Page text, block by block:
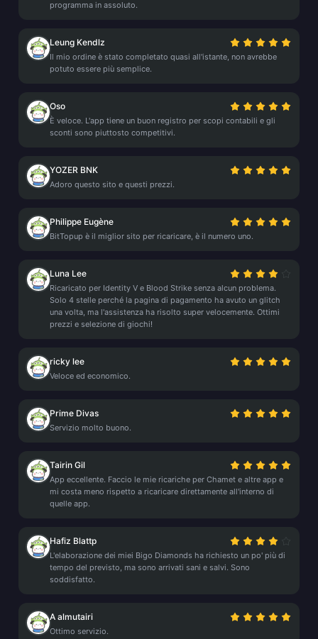
programma in assoluto.
Leung Kendlz
Il mio ordine è stato completato quasi all'istante, non avrebbe
potuto essere più semplice.
Oso
È veloce. L'app tiene un buon registro per scopi contabili e gli
sconti sono piuttosto competitivi.
YOZER BNK
Adoro questo sito e questi prezzi.
Philippe Eugène
BitTopup è il miglior sito per ricaricare, è il numero uno.
Luna Lee
Ricaricato per Identity V e Blood Strike senza alcun problema.
Solo 4 stelle perché la pagina di pagamento ha avuto un glitch
una volta, ma l'assistenza ha risolto super velocemente. Ottimi
prezzi e selezione di giochi!
ricky lee
Veloce ed economico.
Prime Divas
Servizio molto buono.
Tairin Gil
App eccellente. Faccio le mie ricariche per Chamet e altre app e
mi costa meno rispetto a ricaricare direttamente all'interno di
quelle app.
Hafiz Blattp
L'elaborazione dei miei Bigo Diamonds ha richiesto un po' più di
tempo del previsto, ma sono arrivati sani e salvi. Sono
soddisfatto.
A almutairi
Ottimo servizio.